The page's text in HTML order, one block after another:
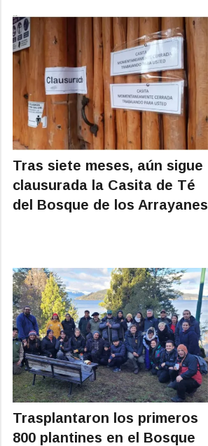
Tras siete meses, aún sigue
clausurada la Casita de Té
del Bosque de los Arrayanes
Trasplantaron los primeros
800 plantines en el Bosque